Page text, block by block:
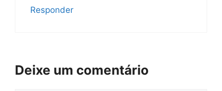
Responder
Deixe um comentário